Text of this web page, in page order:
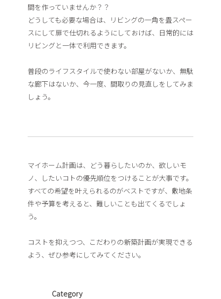
間を作っていませんか？？
どうしても必要な場合は、リビングの一角を畳スペー
スにして扉で仕切れるようにしておけば、日常的には
リビングと一体で利用できます。
普段のライフスタイルで使わない部屋がないか、無駄
な廊下はないか、今一度、間取りの見直しをしてみま
しょう。
マイホーム計画は、どう暮らしたいのか、欲しいモ
ノ、したいコトの優先順位をつけることが大事です。
すべての希望を叶えられるのがベストですが、敷地条
件や予算を考えると、難しいことも出てくるでしょ
う。
コストを抑えつつ、こだわりの新築計画が実現できる
よう、ぜひ参考にしてみてください。
Category